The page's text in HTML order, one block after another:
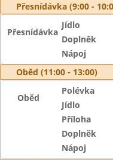
Přesnídávka (9:00 -
Přesnídávka
Jídlo
Doplněk
Nápoj
Oběd (11:00 - 13:00)
Oběd
Polévka
Jídlo
Příloha
Doplněk
Nápoj